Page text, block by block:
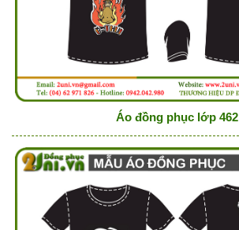
Áo đồng phục lớp 462